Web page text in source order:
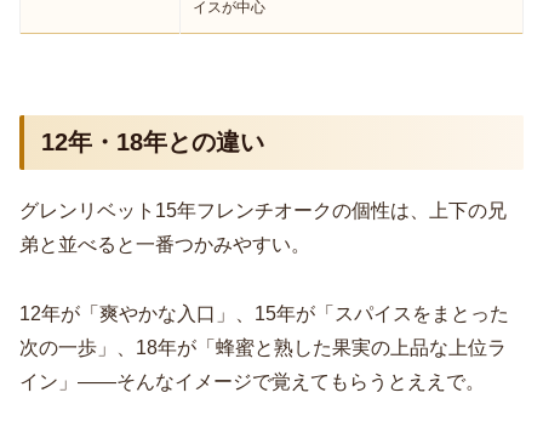
イスが中心
12年・18年との違い
グレンリベット15年フレンチオークの個性は、上下の兄
弟と並べると一番つかみやすい。
12年が「爽やかな入口」、15年が「スパイスをまとった
次の一歩」、18年が「蜂蜜と熟した果実の上品な上位ラ
イン」――そんなイメージで覚えてもらうとええで。